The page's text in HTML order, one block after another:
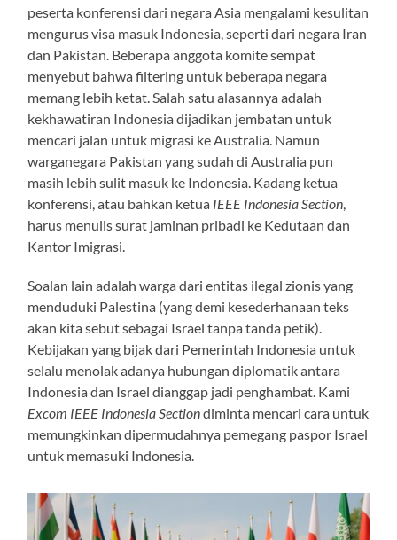
peserta konferensi dari negara Asia mengalami kesulitan
mengurus visa masuk Indonesia, seperti dari negara Iran
dan Pakistan. Beberapa anggota komite sempat
menyebut bahwa filtering untuk beberapa negara
memang lebih ketat. Salah satu alasannya adalah
kekhawatiran Indonesia dijadikan jembatan untuk
mencari jalan untuk migrasi ke Australia. Namun
warganegara Pakistan yang sudah di Australia pun
masih lebih sulit masuk ke Indonesia. Kadang ketua
konferensi, atau bahkan ketua IEEE Indonesia Section
harus menulis surat jaminan pribadi ke Kedutaan dan
Kantor Imigrasi.
Soalan lain adalah warga dari entitas ilegal zionis yang
menduduki Palestina (yang demi kesederhanaan teks
akan kita sebut sebagai Israel tanpa tanda petik).
Kebijakan yang bijak dari Pemerintah Indonesia untuk
selalu menolak adanya hubungan diplomatik antara
Indonesia dan Israel dianggap jadi penghambat. Kami
Excom IEEE Indonesia Sectiondiminta mencari cara untuk
memungkinkan dipermudahnya pemegang paspor Israel
untuk memasuki Indonesia.